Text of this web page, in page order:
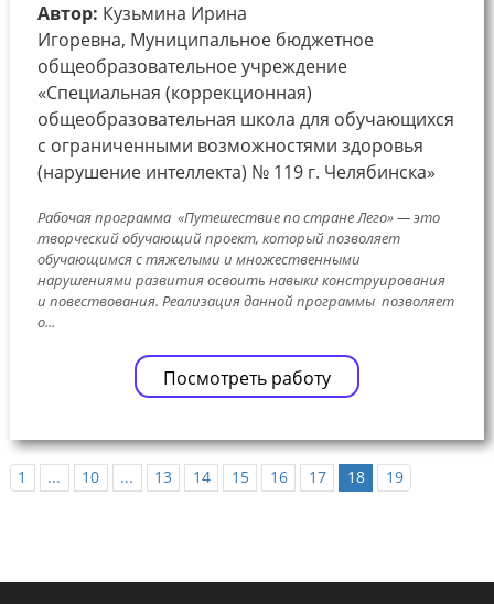
Автор: Кузьмина Ирина
Игоревна, Муниципальное бюджетное
общеобразовательное учреждение
«Специальная (коррекционная)
общеобразовательная школа для обучающихся
с ограниченными возможностями здоровья
(нарушение интеллекта) № 119 г. Челябинска»
Рабочая программа «Путешествие по стране Лего» — это
творческий обучающий проект, который позволяет
обучающимся с тяжелыми и множественными
нарушениями развития освоить навыки конструирования
и повествования. Реализация данной программы позволяет
о...
Посмотреть работу
1 ... 10 ... 13 14 15 16 17 18 19